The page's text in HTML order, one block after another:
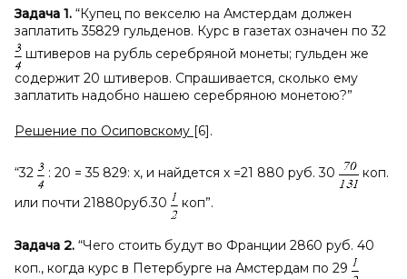
Задача 1. “Купец по векселю на Амстердам должен
заплатить 35829 гульденов. Курс в газетах означен по 32
штиверов на рубль серебряной монеты; гульден же
содержит 20 штиверов. Спрашивается, сколько ему
заплатить надобно нашею серебряною монетою?”
Решение по Осиповскому [6].
“32 : 20 = 35 829: x, и найдется x =21 880 руб. 30
коп.
или почти 21880руб.30
коп”.
Задача 2. “Чего стоить будут во Франции 2860 руб. 40
коп., когда курс в Петербурге на Амстердам по 29